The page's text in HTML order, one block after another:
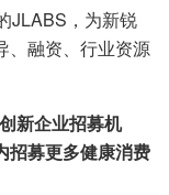
JLABS，为新锐
、融资、行业资源
新企业招募机
招募更多健康消费